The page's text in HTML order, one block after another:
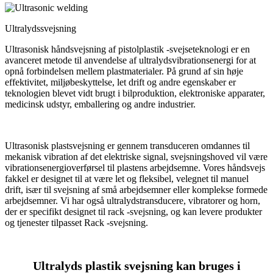
Ultralydssvejsning
Ultrasonisk håndsvejsning af pistolplastik -svejseteknologi er en
avanceret metode til anvendelse af ultralydsvibrationsenergi for at
opnå forbindelsen mellem plastmaterialer. På grund af sin høje
effektivitet, miljøbeskyttelse, let drift og andre egenskaber er
teknologien blevet vidt brugt i bilproduktion, elektroniske apparater,
medicinsk udstyr, emballering og andre industrier.
Ultrasonisk plastsvejsning er gennem transduceren omdannes til
mekanisk vibration af det elektriske signal, svejsningshoved vil være
vibrationsenergioverførsel til plastens arbejdsemne. Vores håndsvejs
fakkel er designet til at være let og fleksibel, velegnet til manuel
drift, især til svejsning af små arbejdsemner eller komplekse formede
arbejdsemner. Vi har også ultralydstransducere, vibratorer og horn,
der er specifikt designet til rack -svejsning, og kan levere produkter
og tjenester tilpasset Rack -svejsning.
Ultralyds plastik svejsning kan bruges i